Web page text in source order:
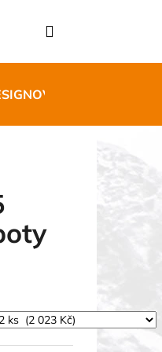
Nákupní
NÁBYTEK